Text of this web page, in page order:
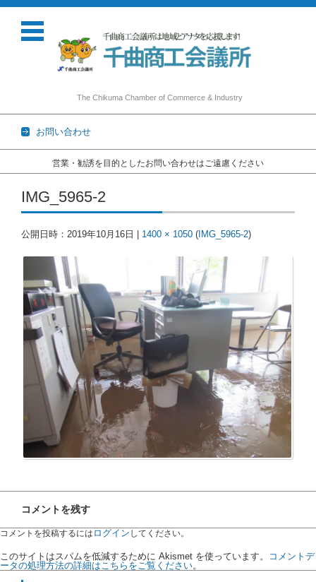
The Chikuma Chamber of Commerce & Industry
お問い合わせ
営業・勧誘を目的としたお問い合わせはご遠慮ください
コンテンツに移動
IMG_5965-2
公開日時： 2019年10月16日 1400 × 1050 ( IMG_5965-2)
コメントを残す
コメントを投稿するには ログイン してください。
このサイトはスパムを低減するために Akismet を使っています。
コメントデ
ータの処理方法の詳細はこちらをご覧ください。